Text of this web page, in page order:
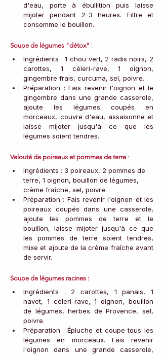
d'eau, porte à ébullition puis laisse
mijoter pendant 2-3 heures. Filtre et
consomme le bouillon.
Soupe de légumes "détox" :
Ingrédients : 1 chou vert, 2 radis noirs, 2
carottes, 1 céleri-rave, 1 oignon,
gingembre frais, curcuma, sel, poivre.
Préparation : Fais revenir l'oignon et le
gingembre dans une grande casserole,
ajoute les légumes coupés en
morceaux, couvre d'eau, assaisonne et
laisse mijoter jusqu'à ce que les
légumes soient tendres.
Velouté de poireaux et pommes de terre :
Ingrédients : 3 poireaux, 2 pommes de
terre, 1 oignon, bouillon de légumes,
crème fraîche, sel, poivre.
Préparation : Fais revenir l'oignon et les
poireaux coupés dans une casserole,
ajoute les pommes de terre et le
bouillon, laisse mijoter jusqu'à ce que
les pommes de terre soient tendres,
mixe et ajoute de la crème fraîche avant
de servir.
Soupe de légumes racines :
Ingrédients : 2 carottes, 1 panais, 1
navet, 1 céleri-rave, 1 oignon, bouillon
de légumes, herbes de Provence, sel,
poivre.
Préparation : Épluche et coupe tous les
légumes en morceaux. Fais revenir
l'oignon dans une grande casserole,